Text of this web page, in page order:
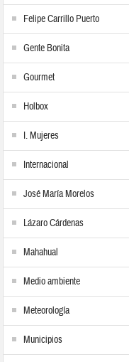
Felipe Carrillo Puerto
Gente Bonita
Gourmet
Holbox
I. Mujeres
Internacional
José María Morelos
Lázaro Cárdenas
Mahahual
Medio ambiente
Meteorología
Municipios